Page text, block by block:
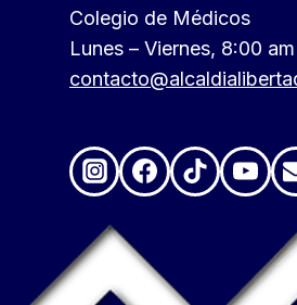
Colegio de Médicos
Lunes – Viernes, 8:00